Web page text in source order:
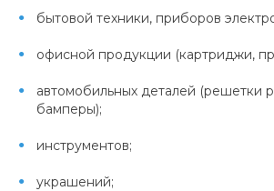
бытовой техники, приборов
офисной продукции (картриджи,
автомобильных деталей (решетки
бамперы);
инструментов;
украшений;